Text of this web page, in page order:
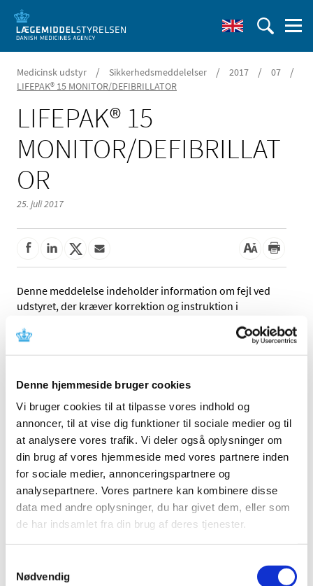
Denne hjemmeside bruger cookies
Vi bruger cookies til at tilpasse vores indhold og
annoncer, til at vise dig funktioner til sociale medier og til
at analysere vores trafik. Vi deler også oplysninger om
din brug af vores hjemmeside med vores partnere inden
for sociale medier, annonceringspartnere og
analysepartnere. Vores partnere kan kombinere disse
data med andre oplysninger, du har givet dem, eller som
de har indsamlet fra din brug af deres tjenester.
Nødvendig
Medicinsk udstyr / Sikkerhedsmeddelelser / 2017 / 07 /
LIFEPAK® 15 MONITOR/DEFIBRILLATOR
LIFEPAK® 15
MONITOR/DEFIBRILLAT
OR
25. juli 2017
Denne meddelelse indeholder information om fejl ved
udstyret, der kræver korrektion og instruktion i
Referencer
Produkt: LIFEPAK® 15 MONITOR/DEFIBRILLATOR
Fabrikant: Physio-Control, Inc.
Fabrikantens referencenummer: FA 273
Lægemiddelstyrelsens sagsnummer: 2017073599
Emner
Medicinsk udstyr
Relateret indhold